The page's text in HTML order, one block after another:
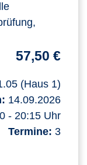
57,50 €
(Haus 1)
14.09.2026
- 20:15 Uhr
Termine: 3